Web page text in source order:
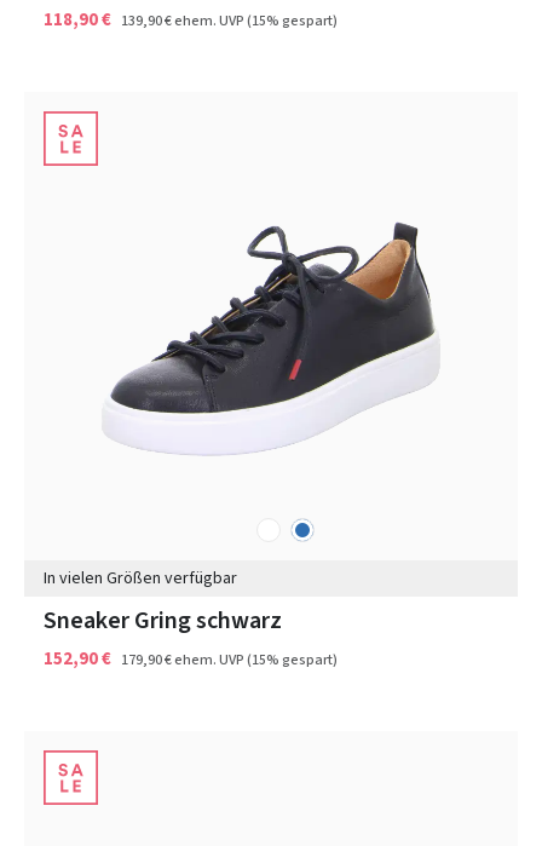
118,90 € 139,90 €ehem. UVP(15% gespart)
weißblau
In vielen Größen verfügbar
Sneaker Gring schwarz
152,90 € 179,90 €ehem. UVP(15% gespart)